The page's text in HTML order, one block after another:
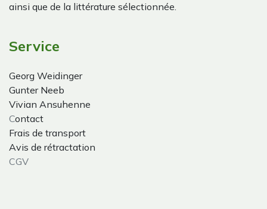
ainsi que de la littérature sélectionnée.
Service
Georg Weidinger
Gunter Neeb
Vivian Ansuhenne
Contact
Frais de transport
Avis de rétractation
CGV